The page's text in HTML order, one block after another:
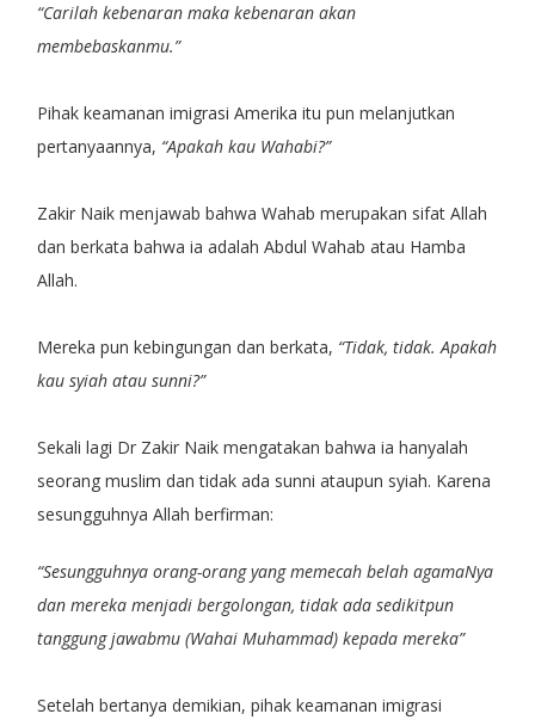
“Carilah kebenaran maka kebenaran akan
membebaskanmu.”
Pihak keamanan imigrasi Amerika itu pun melanjutkan
pertanyaannya, “Apakah kau Wahabi?”
Zakir Naik menjawab bahwa Wahab merupakan sifat Allah
dan berkata bahwa ia adalah Abdul Wahab atau Hamba
Allah.
Mereka pun kebingungan dan berkata, “Tidak, tidak. Apakah
kau syiah atau sunni?”
Sekali lagi Dr Zakir Naik mengatakan bahwa ia hanyalah
seorang muslim dan tidak ada sunni ataupun syiah. Karena
sesungguhnya Allah berfirman:
“Sesungguhnya orang-orang yang memecah belah agamaNya
dan mereka menjadi bergolongan, tidak ada sedikitpun
tanggung jawabmu (Wahai Muhammad) kepada mereka”
Setelah bertanya demikian, pihak keamanan imigrasi